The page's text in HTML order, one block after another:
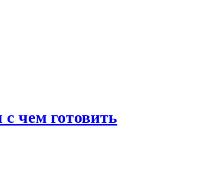
чем готовить